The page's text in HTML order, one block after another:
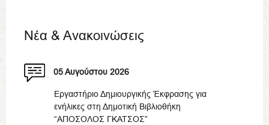
Νέα & Ανακοινώσεις
05 Αυγούστου 2026
Εργαστήριο Δημιουργικής Έκφρασης για
ενήλικες στη Δημοτική Βιβλιοθήκη
“ΑΠΟΣΟΛΟΣ ΓΚΑΤΣΟΣ”